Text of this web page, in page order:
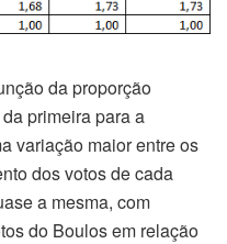
da proporção
primeira para a
variação maior entre os
dos votos de cada
a mesma, com
do Boulos em relação